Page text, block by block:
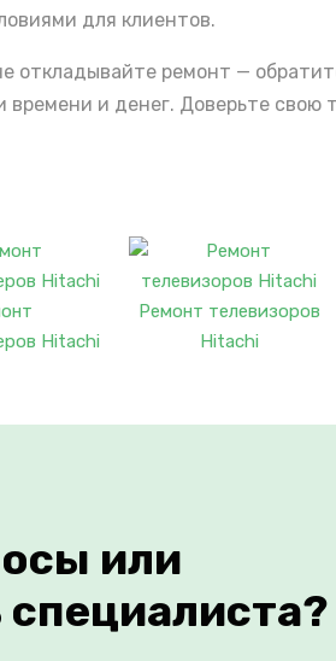
для клиентов.
откладывайте ремонт —
и денег. Доверьте
Hitachi
Ремонт телевизоров
Hitachi
или